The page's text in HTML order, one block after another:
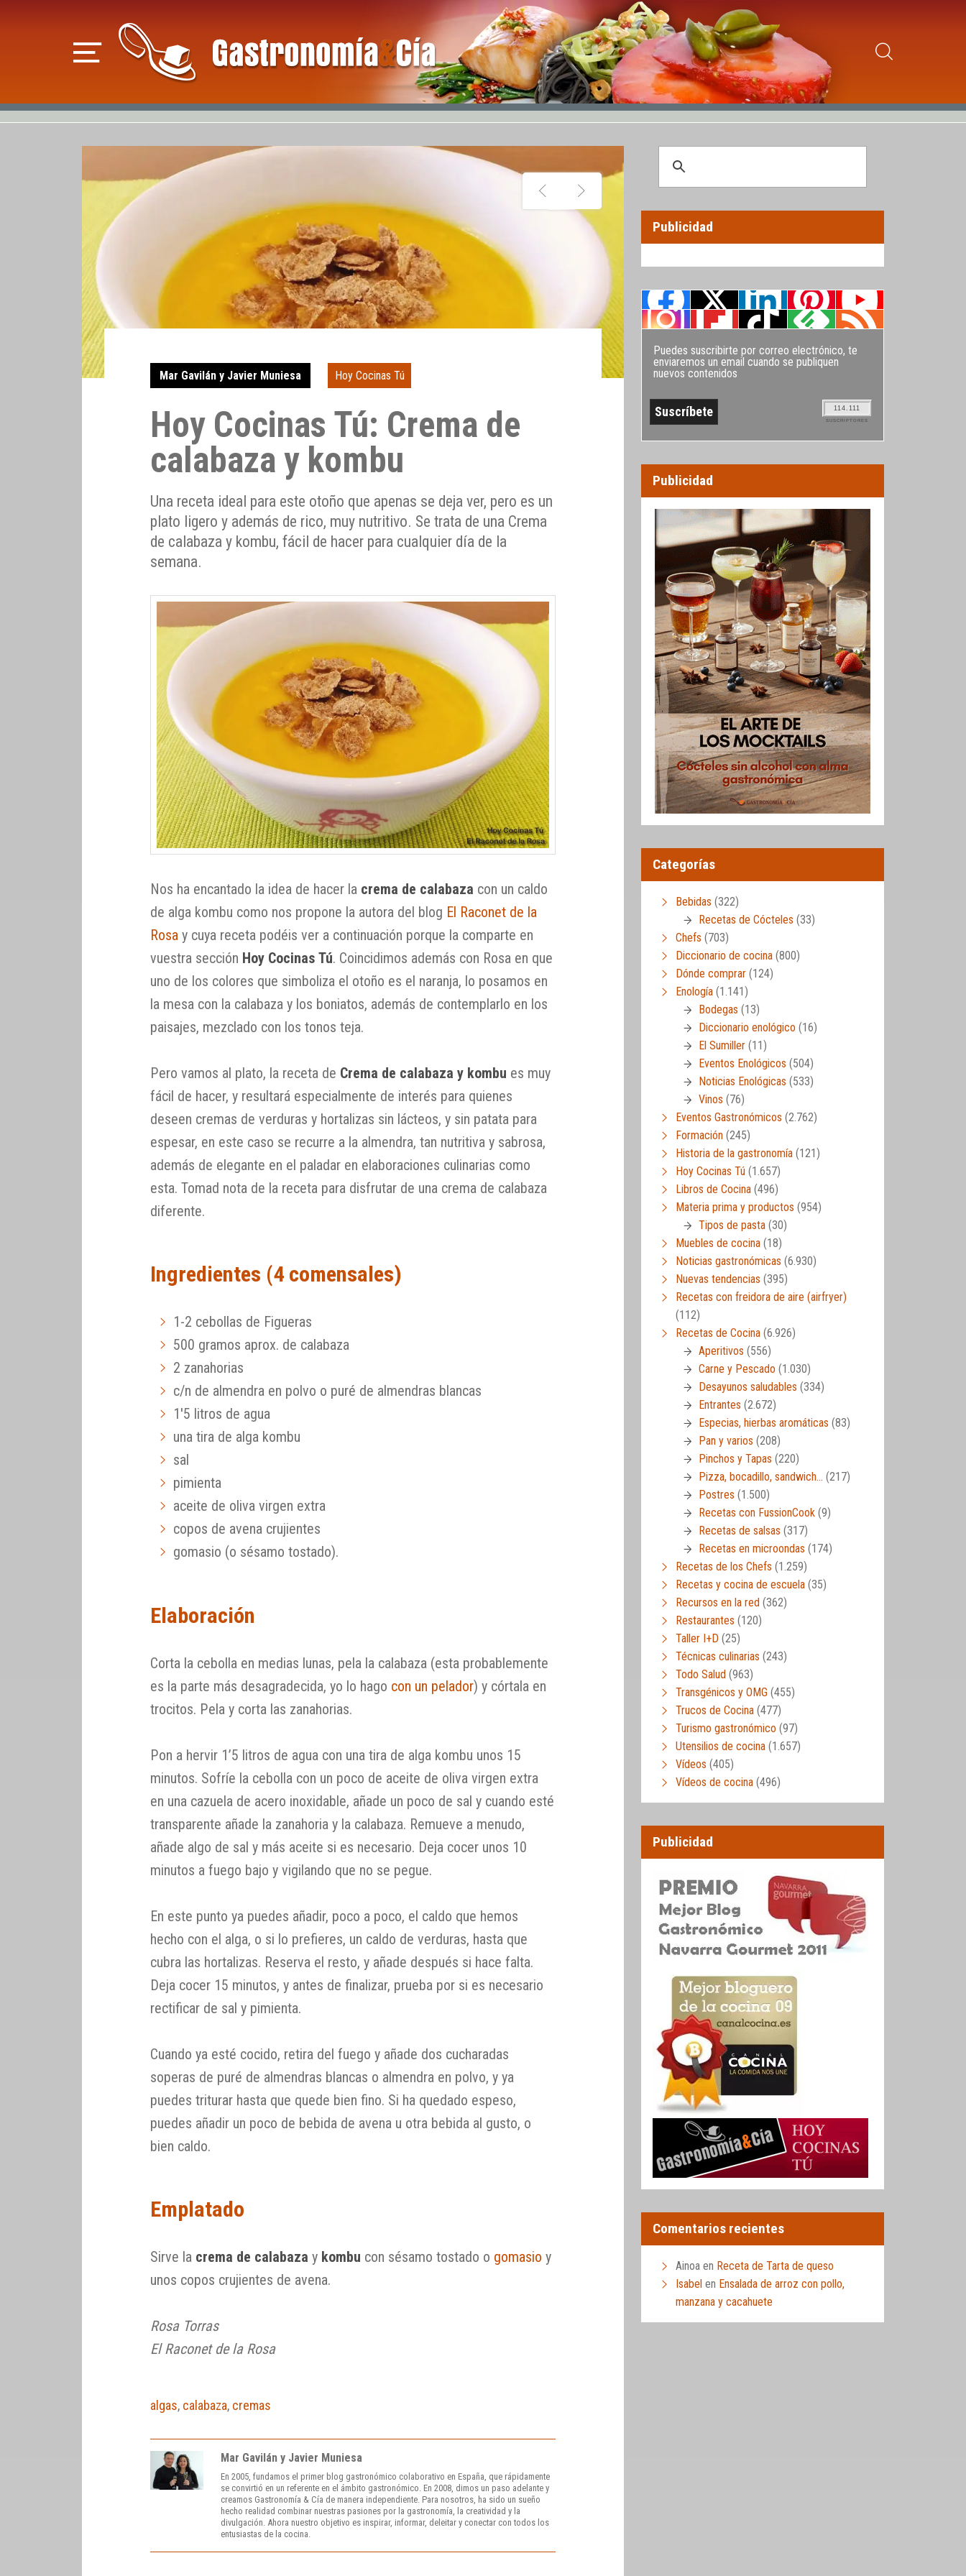
Mar Gavilán y Javier Muniesa Hoy Cocinas Tú
Hoy Cocinas Tú: Crema de
calabaza y kombu
Una receta ideal para este otoño que apenas se deja ver, pero es un
plato ligero y además de rico, muy nutritivo. Se trata de una Crema
de calabaza y kombu, fácil de hacer para cualquier día de la
semana.
Nos ha encantado la idea de hacer la crema de calabaza con un caldo
de alga kombu como nos propone la autora del blog El Raconet de la
Rosa y cuya receta podéis ver a continuación porque la comparte en
vuestra sección Hoy Cocinas Tú. Coincidimos además con Rosa en que
uno de los colores que simboliza el otoño es el naranja, lo posamos en
la mesa con la calabaza y los boniatos, además de contemplarlo en los
paisajes, mezclado con los tonos teja.
Pero vamos al plato, la receta de Crema de calabaza y kombu es muy
fácil de hacer, y resultará especialmente de interés para quienes
deseen cremas de verduras y hortalizas sin lácteos, y sin patata para
espesar, en este caso se recurre a la almendra, tan nutritiva y sabrosa,
además de elegante en el paladar en elaboraciones culinarias como
esta. Tomad nota de la receta para disfrutar de una crema de calabaza
diferente.
Ingredientes (4 comensales)
1-2 cebollas de Figueras
500 gramos aprox. de calabaza
2 zanahorias
c/n de almendra en polvo o puré de almendras blancas
1'5 litros de agua
una tira de alga kombu
sal
pimienta
aceite de oliva virgen extra
copos de avena crujientes
gomasio (o sésamo tostado).
Elaboración
Corta la cebolla en medias lunas, pela la calabaza (esta probablemente
es la parte más desagradecida, yo lo hago con un pelador) y córtala en
trocitos. Pela y corta las zanahorias.
Pon a hervir 1’5 litros de agua con una tira de alga kombu unos 15
minutos. Sofríe la cebolla con un poco de aceite de oliva virgen extra
en una cazuela de acero inoxidable, añade un poco de sal y cuando esté
transparente añade la zanahoria y la calabaza. Remueve a menudo,
añade algo de sal y más aceite si es necesario. Deja cocer unos 10
minutos a fuego bajo y vigilando que no se pegue.
En este punto ya puedes añadir, poco a poco, el caldo que hemos
hecho con el alga, o si lo prefieres, un caldo de verduras, hasta que
cubra las hortalizas. Reserva el resto, y añade después si hace falta.
Deja cocer 15 minutos, y antes de finalizar, prueba por si es necesario
rectificar de sal y pimienta.
Cuando ya esté cocido, retira del fuego y añade dos cucharadas
soperas de puré de almendras blancas o almendra en polvo, y ya
puedes triturar hasta que quede bien fino. Si ha quedado espeso,
puedes añadir un poco de bebida de avena u otra bebida al gusto, o
bien caldo.
Emplatado
Sirve la crema de calabaza y kombu con sésamo tostado o gomasio y
unos copos crujientes de avena.
Rosa Torras
El Raconet de la Rosa
algas, calabaza, cremas
Mar Gavilán y Javier Muniesa
En 2005, fundamos el primer blog gastronómico colaborativo en España, que rápidamente
se convirtió en un referente en el ámbito gastronómico. En 2008, dimos un paso adelante y
creamos Gastronomía & Cía de manera independiente. Para nosotros, ha sido un sueño
hecho realidad combinar nuestras pasiones por la gastronomía, la creatividad y la
divulgación. Ahora nuestro objetivo es inspirar, informar, deleitar y conectar con todos los
entusiastas de la cocina.
Publicidad
Puedes suscribirte por correo electrónico, te
enviaremos un email cuando se publiquen
nuevos contenidos
114.111
SUSCRIPTORES
Publicidad
Categorías
Bebidas (322)
Recetas de Cócteles (33)
Chefs (703)
Diccionario de cocina (800)
Dónde comprar (124)
Enología (1.141)
Bodegas (13)
Diccionario enológico (16)
El Sumiller (11)
Eventos Enológicos (504)
Noticias Enológicas (533)
Vinos (76)
Eventos Gastronómicos (2.762)
Formación (245)
Historia de la gastronomía (121)
Hoy Cocinas Tú (1.657)
Libros de Cocina (496)
Materia prima y productos (954)
Tipos de pasta (30)
Muebles de cocina (18)
Noticias gastronómicas (6.930)
Nuevas tendencias (395)
Recetas con freidora de aire (airfryer)
(112)
Recetas de Cocina (6.926)
Aperitivos (556)
Carne y Pescado (1.030)
Desayunos saludables (334)
Entrantes (2.672)
Especias, hierbas aromáticas (83)
Pan y varios (208)
Pinchos y Tapas (220)
Pizza, bocadillo, sandwich… (217)
Postres (1.500)
Recetas con FussionCook (9)
Recetas de salsas (317)
Recetas en microondas (174)
Recetas de los Chefs (1.259)
Recetas y cocina de escuela (35)
Recursos en la red (362)
Restaurantes (120)
Taller I+D (25)
Técnicas culinarias (243)
Todo Salud (963)
Transgénicos y OMG (455)
Trucos de Cocina (477)
Turismo gastronómico (97)
Utensilios de cocina (1.657)
Vídeos (405)
Vídeos de cocina (496)
Publicidad
Comentarios recientes
Ainoa en Receta de Tarta de queso
Isabel en Ensalada de arroz con pollo,
manzana y cacahuete